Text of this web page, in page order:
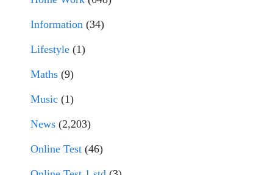
Information (34)
Lifestyle (1)
Maths (9)
Music (1)
News (2,203)
Online Test (46)